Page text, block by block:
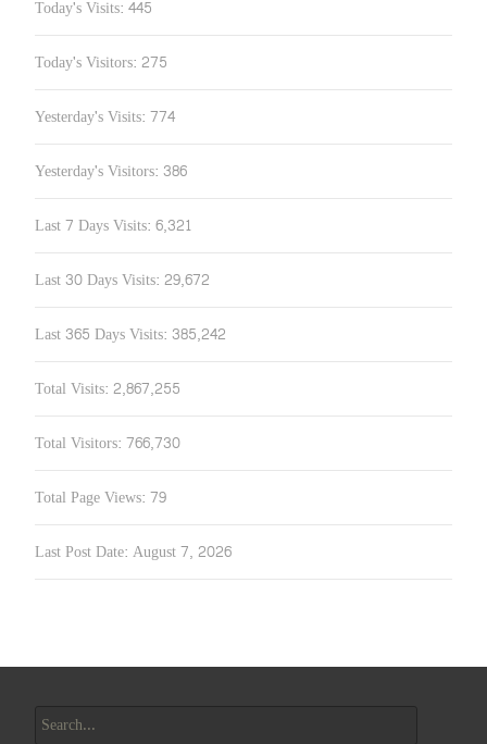
Today's Visits: 445
Today's Visitors: 275
Yesterday's Visits: 774
Yesterday's Visitors: 386
Last 7 Days Visits: 6,321
Last 30 Days Visits: 29,672
Last 365 Days Visits: 385,242
Total Visits: 2,867,255
Total Visitors: 766,730
Total Page Views: 79
Last Post Date: August 7, 2026
for: